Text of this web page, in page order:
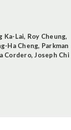
Ka-Lai, Roy Cheung,
Ha Cheng, Parkman
Cordero,Joseph Chi